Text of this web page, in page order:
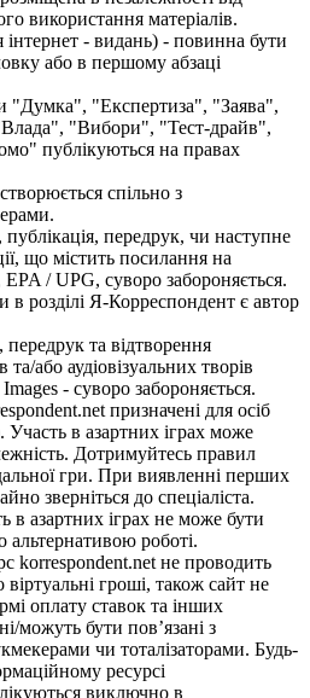
використання матеріалів.
інтернет - видань) - повинна бути
або в першому абзаці
"Думка", "Експертиза", "Заява",
"Вибори", "Тест-драйв",
публікуються на правах
спільно з
передрук, чи наступне
що містить посилання на
/ UPG, суворо забороняється.
в розділі Я-Корреспондент є автор
та відтворення
або аудіовізуальних творів
- суворо забороняється.
призначені для осіб
в азартних іграх може
Дотримуйтесь правил
гри. При виявленні перших
зверніться до спеціаліста.
в азартних іграх не може бути
альтернативою роботі.
korrespondent.net не проводить
віртуальні гроші, також сайт не
оплату ставок та інших
можуть бути пов’язані з
чи тоталізаторами. Будь-
ресурсі
виключно в